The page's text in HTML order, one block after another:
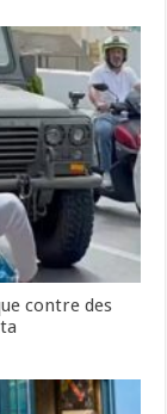
contre des